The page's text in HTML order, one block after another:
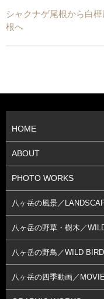
シャクナゲ尾根から白樺
根へ
HOME
ABOUT
PHOTO WORKS
八ヶ岳の風景／
八ヶ岳の野草・樹木／
八ヶ岳の野鳥／WILD
八ヶ岳の四季動画／MOVIE